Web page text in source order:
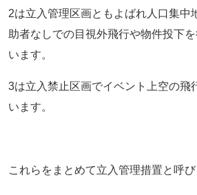
2は立入管理区画ともよばれ人口集中
助者なしでの目視外飛行や物件投下
います。
3は立入禁止区画でイベント上空の飛
います。
これらをまとめて立入管理措置と呼び